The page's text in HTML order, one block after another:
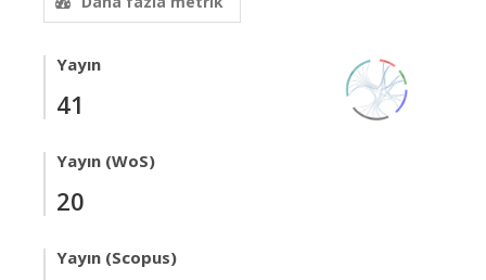
Yayın
41
Yayın (WoS)
20
Yayın (Scopus)